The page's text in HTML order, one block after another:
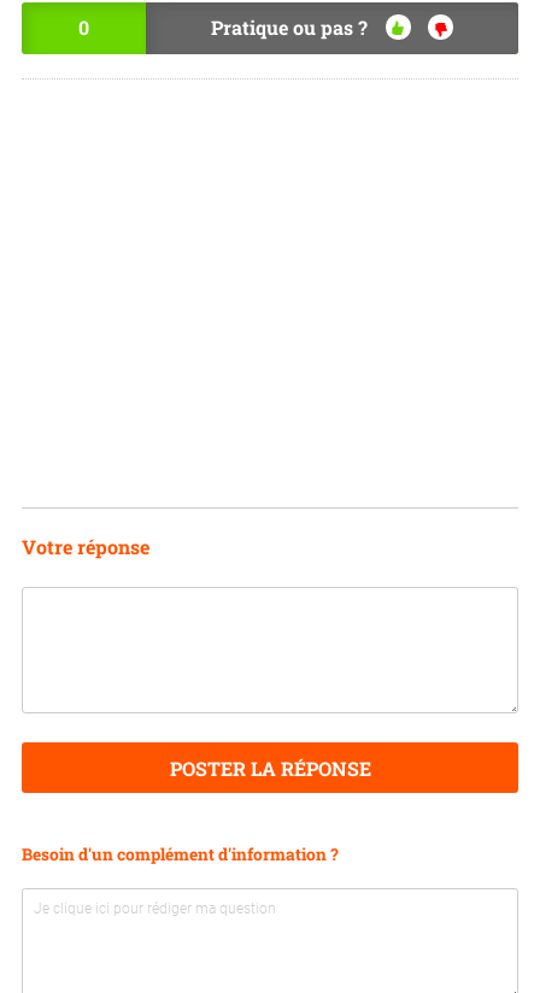
0 Pratique ou pas ?
OU
I
NO
Votre réponse
POSTER LA RÉPONSE
Besoin d'un complément d'information ?